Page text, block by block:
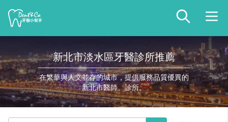
新北市淡水區牙醫診所推薦
在繁華與人文並存的城市，提供服務品質優異的
新北市醫師、診所。